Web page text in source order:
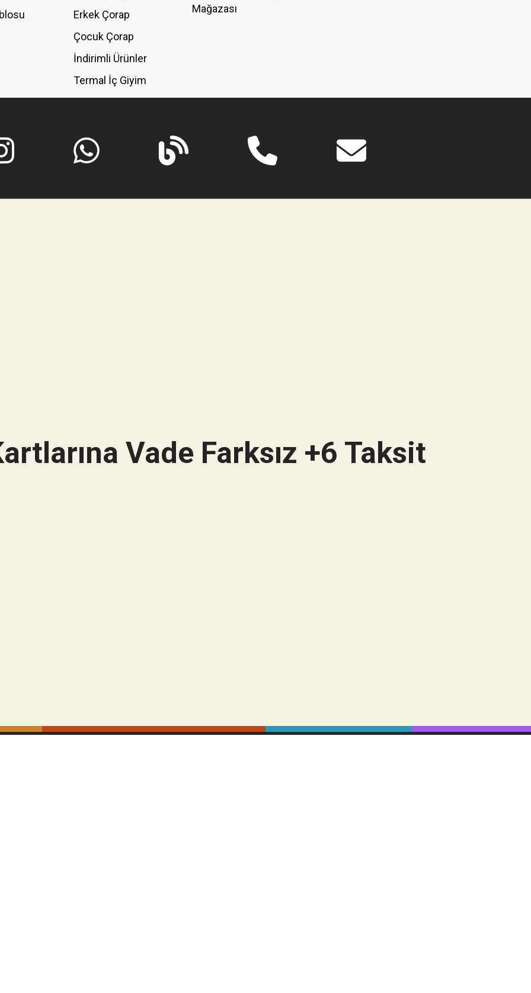
Erkek Çorap
Çocuk Çorap
İndirimli Ürünler
Termal İç Giyim
Mağazası
Vade Farksız +6 Taksit